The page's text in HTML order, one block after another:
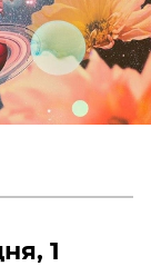
1